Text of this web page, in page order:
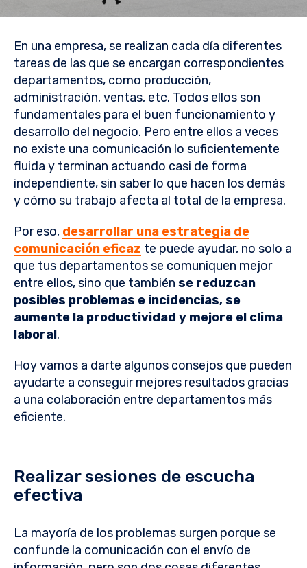
En una empresa, se realizan cada día diferentes
tareas de las que se encargan correspondientes
departamentos, como producción,
administración, ventas, etc. Todos ellos son
fundamentales para el buen funcionamiento y
desarrollo del negocio. Pero entre ellos a veces
no existe una comunicación lo suficientemente
fluida y terminan actuando casi de forma
independiente, sin saber lo que hacen los demás
y cómo su trabajo afecta al total de la empresa.
Por eso, desarrollar una estrategia de
comunicación eficaz te puede ayudar, no solo a
que tus departamentos se comuniquen mejor
entre ellos, sino que también se reduzcan
posibles problemas e incidencias, se
aumente la productividad y mejore el clima
laboral.
Hoy vamos a darte algunos consejos que pueden
ayudarte a conseguir mejores resultados gracias
a una colaboración entre departamentos más
eficiente.
Realizar sesiones de escucha
efectiva
La mayoría de los problemas surgen porque se
confunde la comunicación con el envío de